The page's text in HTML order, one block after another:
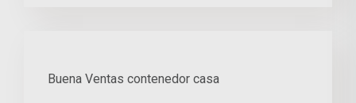
Buena Ventas contenedor casa